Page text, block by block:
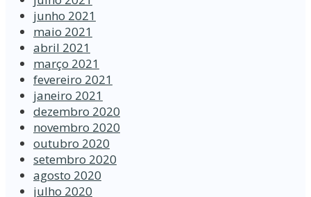
junho 2021
maio 2021
abril 2021
março 2021
fevereiro 2021
janeiro 2021
dezembro 2020
novembro 2020
outubro 2020
setembro 2020
agosto 2020
julho 2020